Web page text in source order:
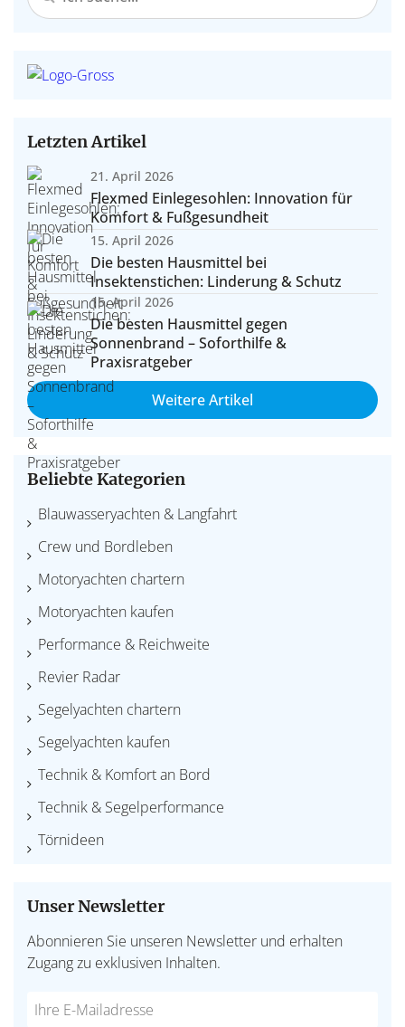
Letzten Artikel
21. April 2026
Flexmed Einlegesohlen: Innovation für
Komfort & Fußgesundheit
15. April 2026
Die besten Hausmittel bei
Insektenstichen: Linderung & Schutz
15. April 2026
Die besten Hausmittel gegen
Sonnenbrand – Soforthilfe &
Praxisratgeber
Weitere Artikel
Beliebte Kategorien
Blauwasseryachten & Langfahrt
Crew und Bordleben
Motoryachten chartern
Motoryachten kaufen
Performance & Reichweite
Revier Radar
Segelyachten chartern
Segelyachten kaufen
Technik & Komfort an Bord
Technik & Segelperformance
Törnideen
Unser Newsletter
Abonnieren Sie unseren Newsletter und erhalten
Zugang zu exklusiven Inhalten.
Do
*Ihre